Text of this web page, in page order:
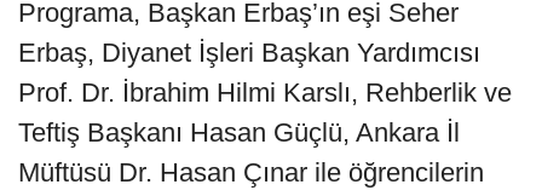
Programa, Başkan Erbaş’ın eşi Seher
Erbaş, Diyanet İşleri Başkan Yardımcısı
Prof. Dr. İbrahim Hilmi Karslı, Rehberlik ve
Teftiş Başkanı Hasan Güçlü, Ankara İl
Müftüsü Dr. Hasan Çınar ile öğrencilerin